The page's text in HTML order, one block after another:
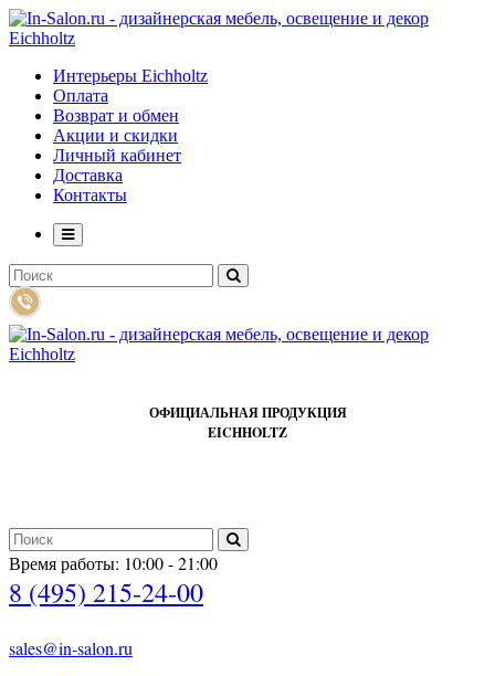
Интерьеры Eichholtz
Оплата
Возврат и обмен
Акции и скидки
Личный кабинет
Доставка
Контакты
ОФИЦИАЛЬНАЯ ПРОДУКЦИЯ
EICHHOLTZ
Время работы: 10:00 - 21:00
8 (495) 215-24-00
sales@in-salon.ru